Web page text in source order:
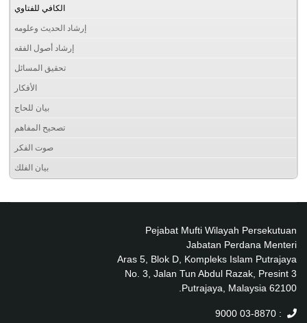
الكافي للفتاوي
إرشاد الحديث وعلومه
إرشاد أصول الفقه
تحقيق المسائل
الأفكار
بيان للحاج
تصحيح المفاهم
صوت الفكر
بيان الفلك
Pejabat Mufti Wilayah Persekutuan
Jabatan Perdana Menteri
Aras 5, Blok D, Kompleks Islam Putrajaya
No. 3, Jalan Tun Abdul Razak, Presint 3
62100 Putrajaya, Malaysia.
: 03-8870 9000